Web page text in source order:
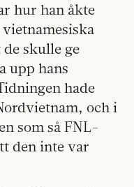
hur han åkte
skulle ge
upp hans
hade
och i
som så FNL-
den inte var